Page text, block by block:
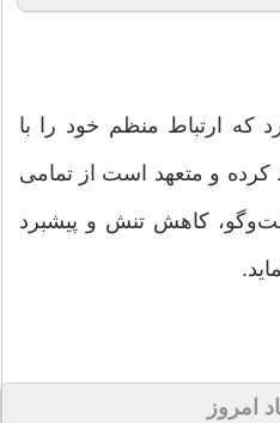
که ارتباط منظم خود را با
و متعهد است از تمامی
کاهش تنش و پیشبرد
امروز